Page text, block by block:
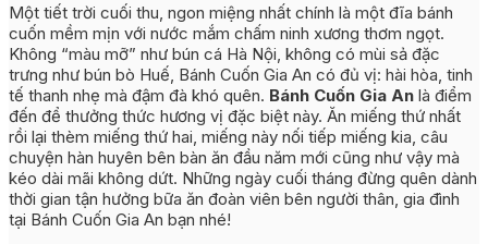
Một tiết trời cuối thu, ngon miệng nhất chính là một đĩa bánh
cuốn mềm mịn với nước mắm chấm ninh xương thơm ngọt.
Không “màu mỡ” như bún cá Hà Nội, không có mùi sả đặc
trưng như bún bò Huế, Bánh Cuốn Gia An có đủ vị: hài hòa, tinh
tế thanh nhẹ mà đậm đà khó quên. Bánh Cuốn Gia An là điểm
đến để thưởng thức hương vị đặc biệt này. Ăn miếng thứ nhất
rồi lại thèm miếng thứ hai, miếng này nối tiếp miếng kia, câu
chuyện hàn huyên bên bàn ăn đầu năm mới cũng như vậy mà
kéo dài mãi không dứt. Những ngày cuối tháng đừng quên dành
thời gian tận hưởng bữa ăn đoàn viên bên người thân, gia đình
tại Bánh Cuốn Gia An bạn nhé!